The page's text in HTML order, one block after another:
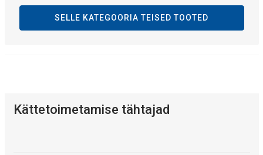
SELLE KATEGOORIA TEISED TOOTED
Kättetoimetamise tähtajad